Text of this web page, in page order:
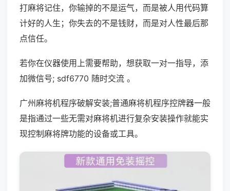
打麻将记住，你输掉的不是运气，而是被人用代码算
计好的人生；你失去的不是钱财，而是对人性最后那
点信任。
若你在仪器使用上需要帮助，想获取一对一指导，添
加微信号; sdf6770 随时交流 。
广州麻将机程序破解安装;普通麻将机程序控牌器一般
是指通过一些无需对麻将机进行复杂安装操作就能实
现控制麻将牌功能的设备或工具。